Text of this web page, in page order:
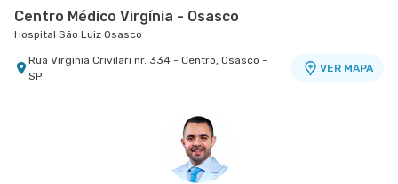
Centro Médico Virgínia - Osasco
Hospital São Luiz Osasco
Rua Virginia Crivilari nr. 334 - Centro, Osasco -
SP
VER MAPA
Avenida Marcos Penteado de Ulhoa Rodrigues nr.
939 Edificio Jatobá - Torre Ii 1° Andar - Tambore,